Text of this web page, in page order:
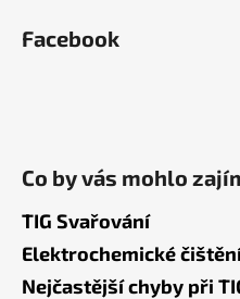
Facebook
Co by vás mohlo
TIG Svařování
Elektrochemické
Nejčastější chyby při